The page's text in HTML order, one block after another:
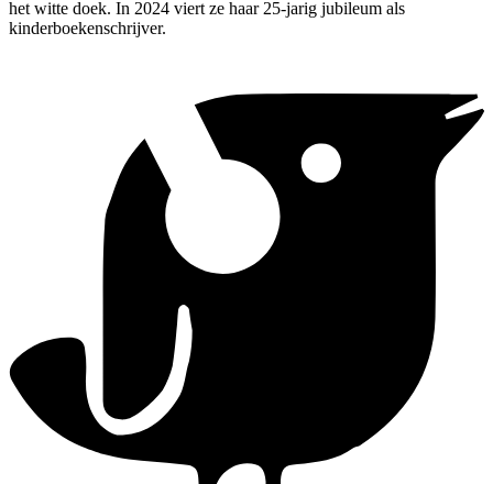
het witte doek. In 2024 viert ze haar 25-jarig jubileum als
kinderboekenschrijver.